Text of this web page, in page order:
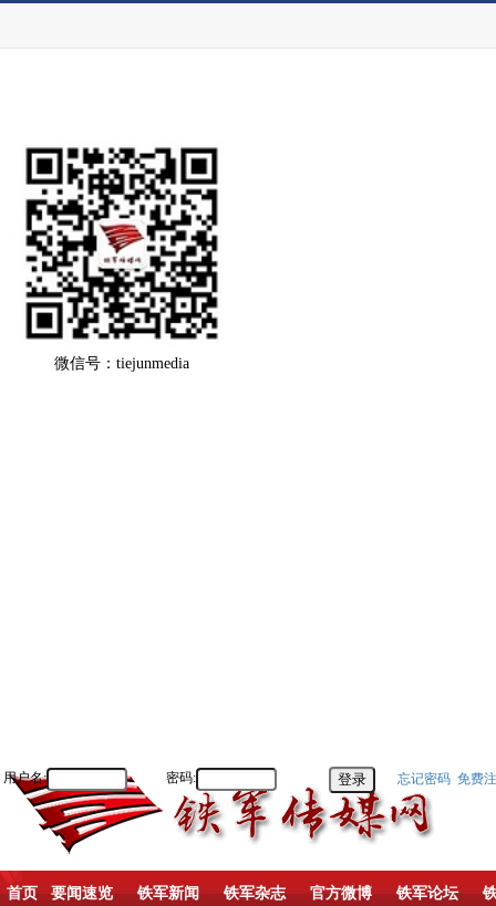
微信号：tiejunmedia
用户名: 密码: 忘记密码 免费
首页 要闻速览 铁军新闻 铁军杂志 官方微博 铁军论坛